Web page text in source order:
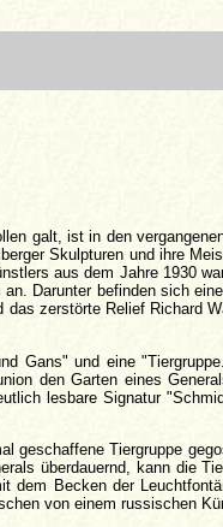
galt, ist in den
Skulpturen und ihre
aus dem Jahre 1930
Darunter befinden sich
zerstörte Relief Richard
Gans" und eine
den Garten eines
lesbare Signatur
Tiergruppe
überdauernd, kann die
Becken der
von einem russischen